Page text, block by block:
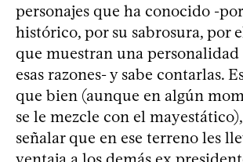
personajes que ha conocido -
histórico, por su sabrosura, por
que muestran una personalidad
esas razones- y sabe contarlas.
que bien (aunque en algún
se le mezcle con el
señalar que en ese terreno les